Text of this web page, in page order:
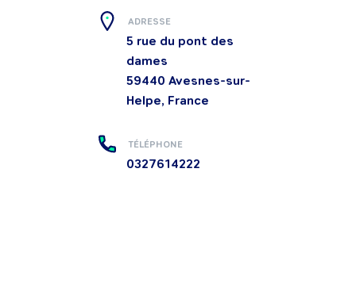
ADRESSE
5 rue du pont des
dames
59440 Avesnes-sur-
Helpe, France
TÉLÉPHONE
0327614222